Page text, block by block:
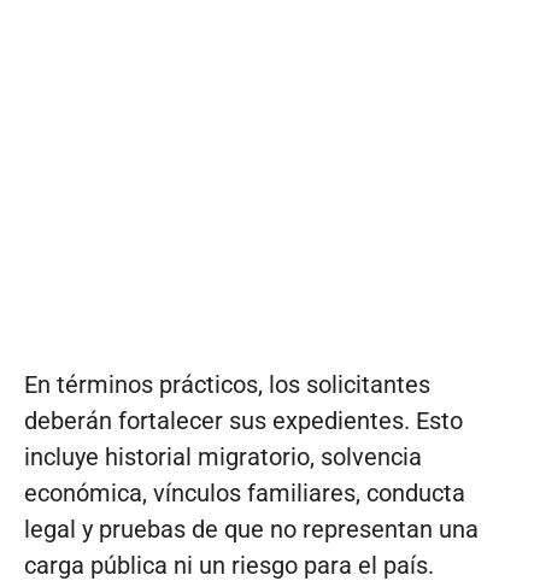
En términos prácticos, los solicitantes
deberán fortalecer sus expedientes. Esto
incluye historial migratorio, solvencia
económica, vínculos familiares, conducta
legal y pruebas de que no representan una
carga pública ni un riesgo para el país.